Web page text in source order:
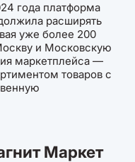
года платформа
расширять
уже более 200
и Московскую
маркетплейса —
товаров с
Маркет